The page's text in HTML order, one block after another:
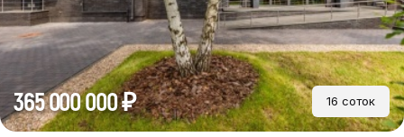
365 000 000 ₽ 16 соток